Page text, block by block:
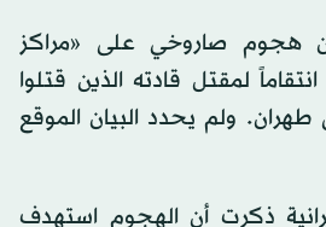
هجوم صاروخي على «مراكز
لمقتل قادته الذين قتلوا
ولم يحدد البيان الموقع
ذكرت أن الهجوم استهدف